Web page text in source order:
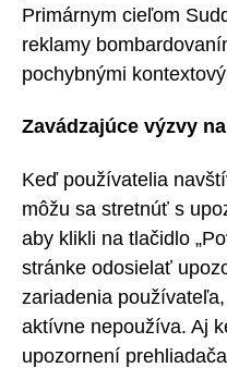
Primárnym cieľom
reklamy
pochybnými
Zavádzajúce výzvy
Keď používatelia
môžu sa stretnúť s
aby klikli na tlačidlo
stránke odosielať
zariadenia
aktívne nepoužíva. Aj
upozornení